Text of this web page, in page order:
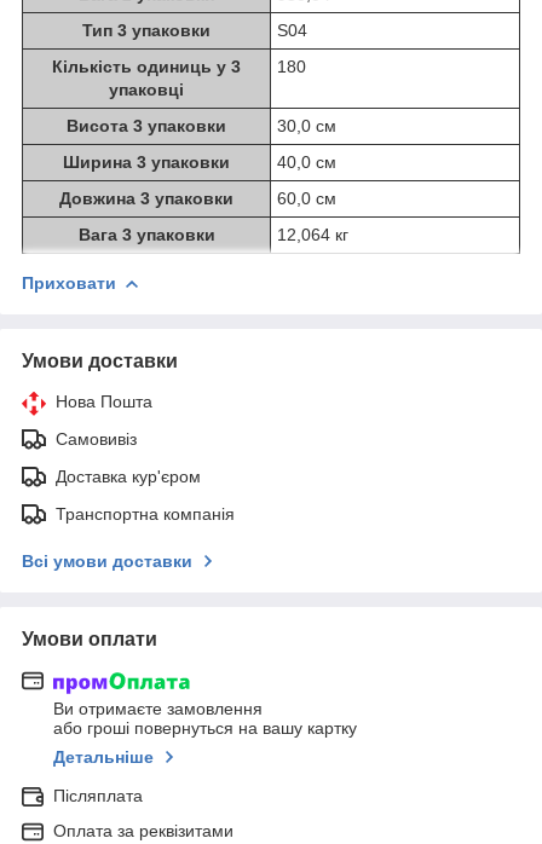
Тип 3 упаковки
S04
Кількість одиниць у 3
упаковці
180
Висота 3 упаковки
30,0 см
Ширина 3 упаковки
40,0 см
Довжина 3 упаковки
60,0 см
Вага 3 упаковки
12,064 кг
Приховати
Умови доставки
Нова Пошта
Самовивіз
Доставка кур'єром
Транспортна компанія
Всі умови доставки
Умови оплати
Ви отримаєте замовлення
або гроші повернуться на вашу картку
Детальніше
Післяплата
Оплата за реквізитами